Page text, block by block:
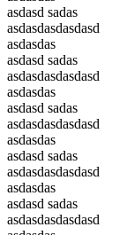
asdasd sadas
asdasdasdasdasd
asdasdas
asdasd sadas
asdasdasdasdasd
asdasdas
asdasd sadas
asdasdasdasdasd
asdasdas
asdasd sadas
asdasdasdasdasd
asdasdas
asdasd sadas
asdasdasdasdasd